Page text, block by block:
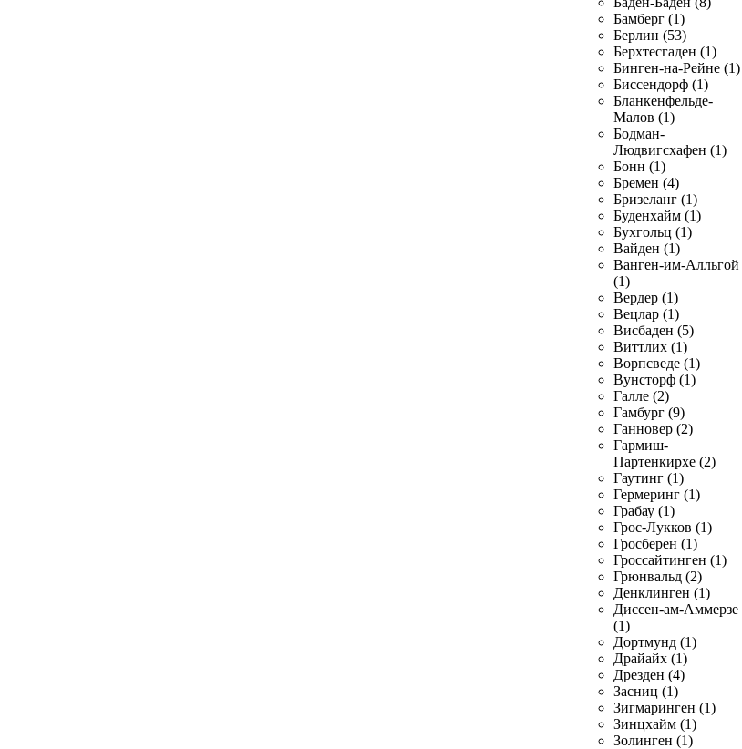
Бамберг (1)
Берлин (53)
Берхтесгаден (1)
Бинген-на-Рейне (1)
Биссендорф (1)
Бланкенфельде-
Малов (1)
Бодман-
Людвигсхафен (1)
Бонн (1)
Бремен (4)
Бризеланг (1)
Буденхайм (1)
Бухгольц (1)
Вайден (1)
Ванген-им-Алльгой
(1)
Вердер (1)
Вецлар (1)
Висбаден (5)
Виттлих (1)
Ворпсведе (1)
Вунсторф (1)
Галле (2)
Гамбург (9)
Ганновер (2)
Гармиш-
Партенкирхе (2)
Гаутинг (1)
Гермеринг (1)
Грабау (1)
Грос-Лукков (1)
Гросберен (1)
Гроссайтинген (1)
Грюнвальд (2)
Денклинген (1)
Диссен-ам-Аммерзе
(1)
Дортмунд (1)
Драйайх (1)
Дрезден (4)
Засниц (1)
Зигмаринген (1)
Зинцхайм (1)
Золинген (1)